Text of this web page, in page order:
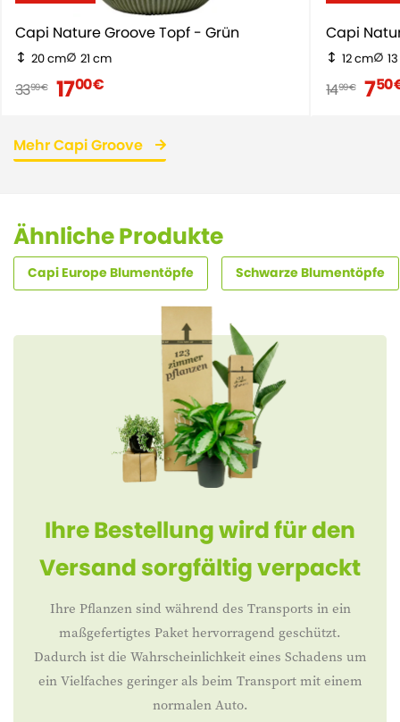
Capi Nature Groove Topf - Grün
20 cm 21 cm
3399 € 1700 €
Capi
12 cm
1499 € 750
Mehr Capi Groove
Ähnliche Produkte
Capi Europe Blumentöpfe Schwarze Blumentöpfe
Ihre Bestellung wird für den
Versand sorgfältig verpackt
Ihre Pflanzen sind während des Transports in ein
maßgefertigtes Paket hervorragend geschützt.
Dadurch ist die Wahrscheinlichkeit eines Schadens um
ein Vielfaches geringer als beim Transport mit einem
normalen Auto.